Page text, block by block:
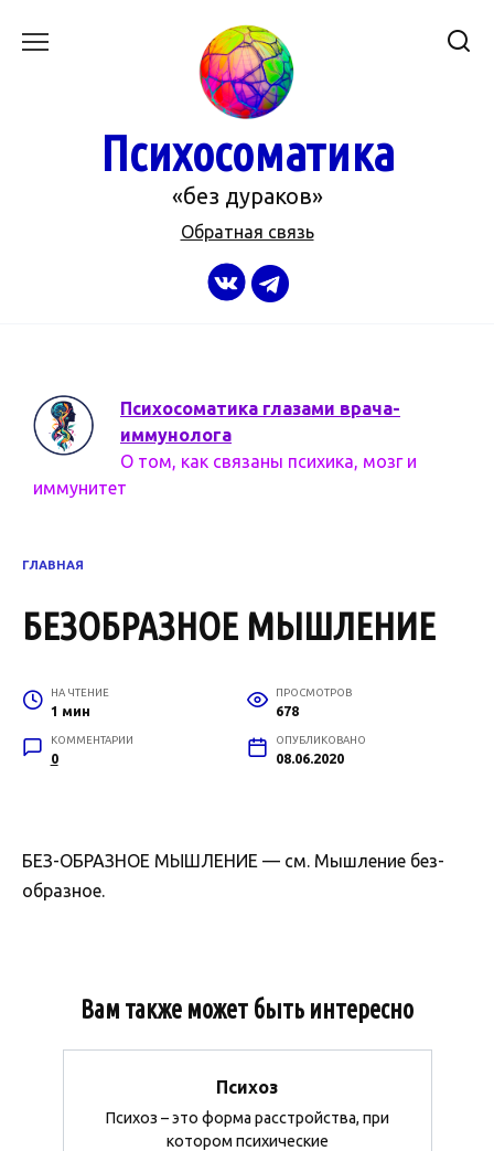
Психосоматика
«без дураков»
Обратная связь
Психосоматика глазами врача-
иммунолога
О том, как связаны психика, мозг и
иммунитет
ГЛАВНАЯ
БЕЗОБРАЗНОЕ МЫШЛЕНИЕ
НА ЧТЕНИЕ
1 мин
ПРОСМОТРОВ
678
КОММЕНТАРИИ
0
ОПУБЛИКОВАНО
08.06.2020
БЕЗ-ОБРАЗНОЕ МЫШЛЕНИЕ — см. Мышление без-
образное.
Вам также может быть интересно
Психоз
Психоз – это форма расстройства, при
котором психические